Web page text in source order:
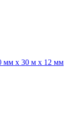
мм х 30 м х 12 мм